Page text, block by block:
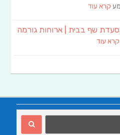
קרא עוד
שף בבית | ארוחות גורמה
קרא עוד